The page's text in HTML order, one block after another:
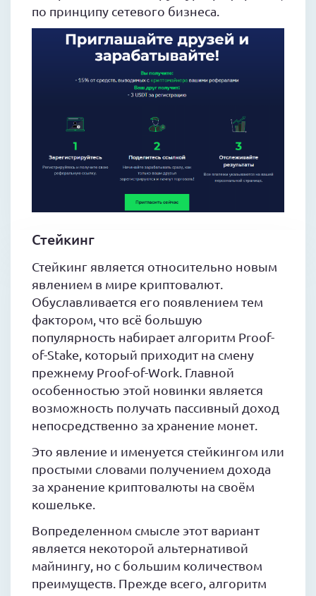
по принципу сетевого бизнеса.
Стейкинг
Стейкинг является относительно новым
явлением в мире криптовалют.
Обуславливается его появлением тем
фактором, что всё большую
популярность набирает алгоритм Proof-
of-Stake, который приходит на смену
прежнему Proof-of-Work. Главной
особенностью этой новинки является
возможность получать пассивный доход
непосредственно за хранение монет.
Это явление и именуется стейкингом или
простыми словами получением дохода
за хранение криптовалюты на своём
кошельке.
Вопределенном смысле этот вариант
является некоторой альтернативой
майнингу, но с большим количеством
преимуществ. Прежде всего, алгоритм